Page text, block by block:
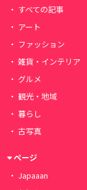
すべての記事
アート
ファッション
雑貨・インテリア
グルメ
観光・地域
暮らし
古写真
ページ
Japaaan